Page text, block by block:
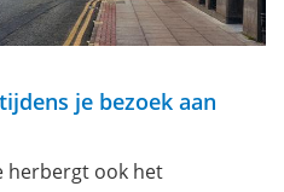
je bezoek aan
herbergt ook het